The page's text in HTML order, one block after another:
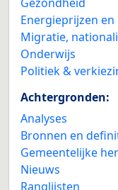
Energieprijzen
Migratie,
Onderwijs
Politiek &
Achtergronden:
Analyses
Bronnen en
Gemeentelijke
Nieuws
Ranglijsten